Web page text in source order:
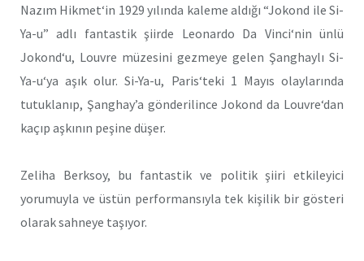
Nazım Hikmet‘in 1929 yılında kaleme aldığı “Jokond ile Si-
Ya-u” adlı fantastik şiirde Leonardo Da Vinci‘nin ünlü
Jokond‘u, Louvre müzesini gezmeye gelen Şanghaylı Si-
Ya-u‘ya aşık olur. Si-Ya-u, Paris‘teki 1 Mayıs olaylarında
tutuklanıp, Şanghay’a gönderilince Jokond da Louvre‘dan
kaçıp aşkının peşine düşer.
Zeliha Berksoy, bu fantastik ve politik şiiri etkileyici
yorumuyla ve üstün performansıyla tek kişilik bir gösteri
olarak sahneye taşıyor.